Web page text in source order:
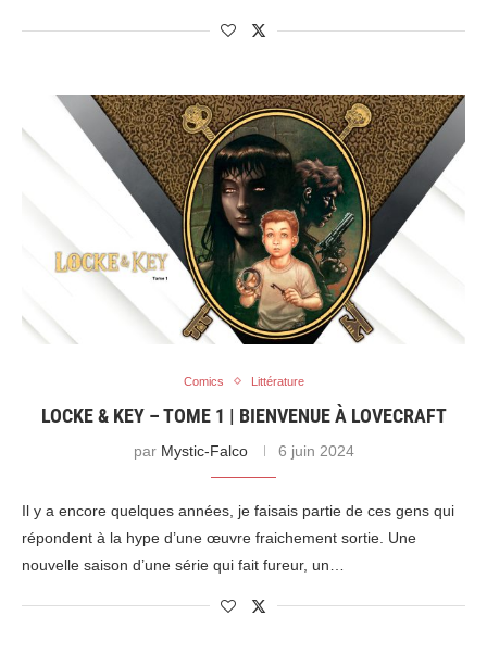
Comics Littérature
LOCKE & KEY – TOME 1 | BIENVENUE À LOVECRAFT
par Mystic-Falco 6 juin 2024
Il y a encore quelques années, je faisais partie de ces gens qui
répondent à la hype d’une œuvre fraichement sortie. Une
nouvelle saison d’une série qui fait fureur, un…